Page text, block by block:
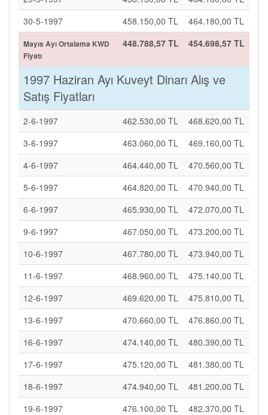
30-5-1997
458.150,00 TL 464.180,00 TL
Mayıs Ayı Ortalama KWD
Fiyatı
448.788,57 TL 454.698,57 TL
1997 Haziran Ayı Kuveyt Dinarı Alış ve
Satış Fiyatları
2-6-1997 462.530,00 TL
468.620,00 TL
3-6-1997
463.060,00 TL
469.160,00 TL
4-6-1997
464.440,00 TL
470.560,00 TL
5-6-1997
464.820,00 TL
470.940,00 TL
6-6-1997
465.930,00 TL
472.070,00 TL
9-6-1997
467.050,00 TL
473.200,00 TL
10-6-1997
467.780,00 TL
473.940,00 TL
11-6-1997
468.960,00 TL
475.140,00 TL
12-6-1997
469.620,00 TL
475.810,00 TL
13-6-1997
470.660,00 TL
476.860,00 TL
16-6-1997
474.140,00 TL
480.390,00 TL
17-6-1997
475.120,00 TL
481.380,00 TL
18-6-1997
474.940,00 TL
481.200,00 TL
19-6-1997
476.100,00 TL
482.370,00 TL